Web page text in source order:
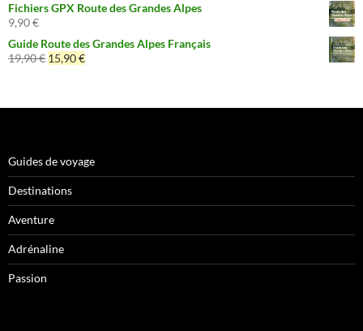
Fichiers GPX Route des Grandes Alpes
9,90€
Guide Route des Grandes Alpes Français
19,90€ Le
15,90€Le
Guides de voyage
Destinations
Aventure
Adrénaline
Passion